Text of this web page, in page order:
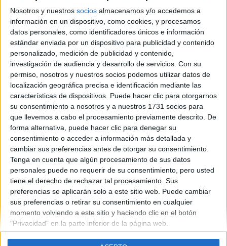
Nosotros y nuestros socios almacenamos y/o accedemos a
información en un dispositivo, como cookies, y procesamos
datos personales, como identificadores únicos e información
estándar enviada por un dispositivo para publicidad y contenido
personalizado, medición de publicidad y contenido,
investigación de audiencia y desarrollo de servicios. Con su
permiso, nosotros y nuestros socios podemos utilizar datos de
localización geográfica precisa e identificación mediante las
características de dispositivos. Puede hacer clic para otorgarnos
su consentimiento a nosotros y a nuestros 1731 socios para
que llevemos a cabo el procesamiento previamente descrito. De
forma alternativa, puede hacer clic para denegar su
consentimiento o acceder a información más detallada y
cambiar sus preferencias antes de otorgar su consentimiento.
Tenga en cuenta que algún procesamiento de sus datos
personales puede no requerir de su consentimiento, pero usted
tiene el derecho de rechazar tal procesamiento. Sus
preferencias se aplicarán solo a este sitio web. Puede cambiar
sus preferencias o retirar su consentimiento en cualquier
momento volviendo a este sitio y haciendo clic en el botón
"Privacidad" en la parte inferior de la página web.
Contáctanos
Diego de León 47, 28006 Madrid
Phone:+34 91 593 2767
Email: info@forofp.es
Información legal
Aviso legal
Política de privacidad
Condiciones generales de contratación
Política de cookies